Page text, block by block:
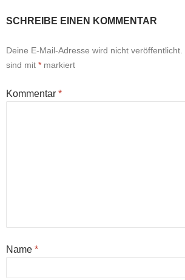
SCHREIBE EINEN KOMMENTAR
Deine E-Mail-Adresse wird nicht veröffentlicht.
sind mit * markiert
Kommentar *
Name *